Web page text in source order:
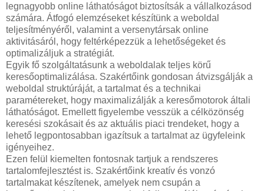
legnagyobb online láthatóságot biztosítsák a vállalkozásod
számára. Átfogó elemzéseket készítünk a weboldal
teljesítményéről, valamint a versenytársak online
aktivitásáról, hogy feltérképezzük a lehetőségeket és
optimalizáljuk a stratégiát.
Egyik fő szolgáltatásunk a weboldalak teljes körű
keresőoptimalizálása. Szakértőink gondosan átvizsgálják a
weboldal struktúráját, a tartalmat és a technikai
paramétereket, hogy maximalizálják a keresőmotorok általi
láthatóságot. Emellett figyelembe vesszük a célközönség
keresési szokásait és az aktuális piaci trendeket, hogy a
lehető legpontosabban igazítsuk a tartalmat az ügyfeleink
igényeihez.
Ezen felül kiemelten fontosnak tartjuk a rendszeres
tartalomfejlesztést is. Szakértőink kreatív és vonzó
tartalmakat készítenek, amelyek nem csupán a